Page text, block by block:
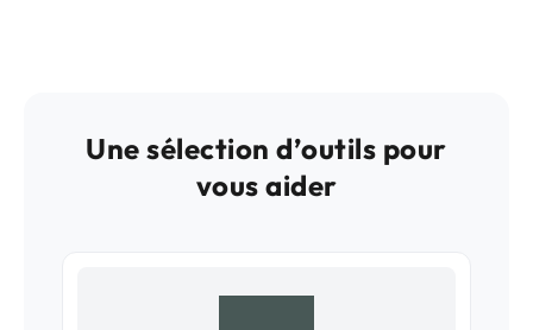
Une sélection d’outils pour
vous aider